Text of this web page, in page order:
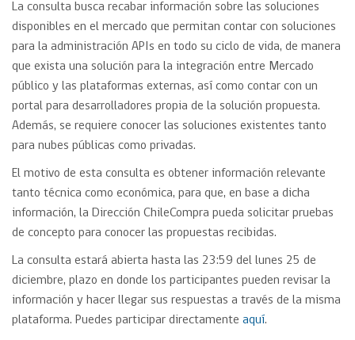
La consulta busca recabar información sobre las soluciones
disponibles en el mercado que permitan contar con soluciones
para la administración APIs en todo su ciclo de vida, de manera
que exista una solución para la integración entre Mercado
público y las plataformas externas, así como contar con un
portal para desarrolladores propia de la solución propuesta.
Además, se requiere conocer las soluciones existentes tanto
para nubes públicas como privadas.
El motivo de esta consulta es obtener información relevante
tanto técnica como económica, para que, en base a dicha
información, la Dirección ChileCompra pueda solicitar pruebas
de concepto para conocer las propuestas recibidas.
La consulta estará abierta hasta las 23:59 del lunes 25 de
diciembre, plazo en donde los participantes pueden revisar la
información y hacer llegar sus respuestas a través de la misma
plataforma. Puedes participar directamente aquí.